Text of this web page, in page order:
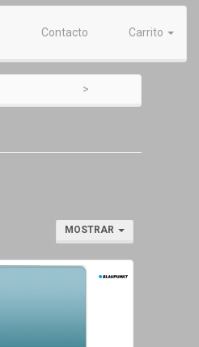
Contacto Carrito
MOSTRAR